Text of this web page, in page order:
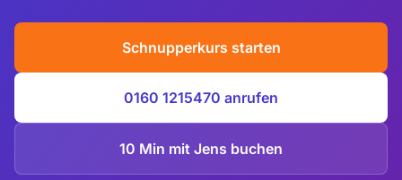
Schnupperkurs starten
0160 1215470 anrufen
10 Min mit Jens buchen